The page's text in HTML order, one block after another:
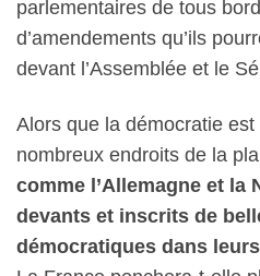
parlementaires de tous
d’amendements qu’ils
devant l’Assemblée et le
Alors que la démocratie
nombreux endroits de la
comme l’Allemagne et la
devants et inscrits de
démocratiques dans